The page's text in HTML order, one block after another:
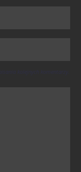
kolejnych komentarzy.